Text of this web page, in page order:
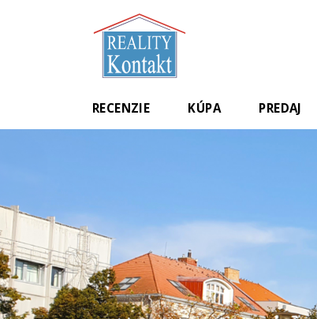
RECENZIE KÚPA PREDAJ